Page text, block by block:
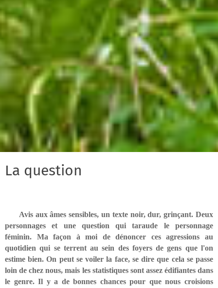
La question
Avis aux âmes sensibles, un texte noir, dur, grinçant. Deux
personnages et une question qui taraude le personnage
féminin. Ma façon à moi de dénoncer ces agressions au
quotidien qui se terrent au sein des foyers de gens que l'on
estime bien. On peut se voiler la face, se dire que cela se passe
loin de chez nous, mais les statistiques sont assez édifiantes dans
le genre. Il y a de bonnes chances pour que nous croisions